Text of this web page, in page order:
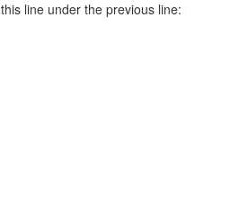
line under the previous line: